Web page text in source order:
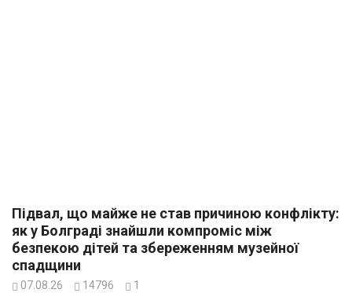
Підвал, що майже не став причиною конфлікту:
як у Болграді знайшли компроміс між
безпекою дітей та збереженням музейної
спадщини
07.08.26 14796 1